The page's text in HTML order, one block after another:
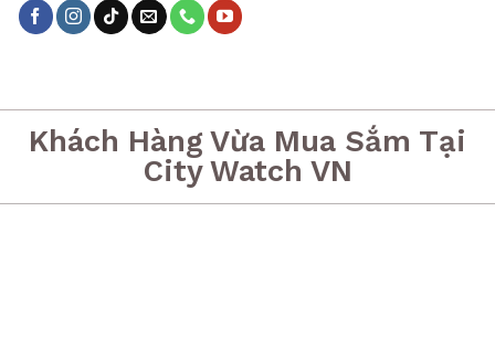
Khách Hàng Vừa Mua Sắm Tại
City Watch VN